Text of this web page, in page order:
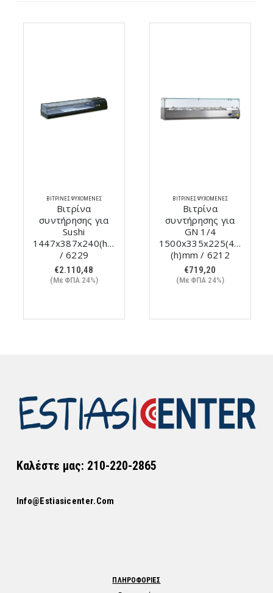
ΒΙΤΡΊΝΕΣ ΨΥΧΌΜΕΝΕΣ
Βιτρίνα
συντήρησης για
Sushi
1447x387x240(h)mm
/ 6229
€2.110,48
(Με ΦΠΑ 24%)
ΒΙΤΡΊΝΕΣ ΨΥΧΌΜΕΝΕΣ
Βιτρίνα
συντήρησης για
GN 1/4
1500x335x225(435)
(h)mm / 6212
€719,20
(Με ΦΠΑ 24%)
Καλέστε μας: 210-220-2865
Info@estiasicenter.com
ΠΛΗΡΟΦΟΡΙΕΣ